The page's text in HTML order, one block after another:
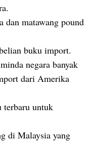
dan matawang pound
buku import.
negara banyak
dari Amerika
terbaru untuk
di Malaysia yang